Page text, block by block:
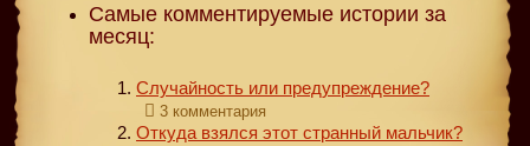
Самые комментируемые истории за
месяц:
Случайность или предупреждение?
3 комментария
Откуда взялся этот странный мальчик?